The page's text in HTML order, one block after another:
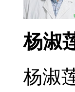
杨淑
杨淑